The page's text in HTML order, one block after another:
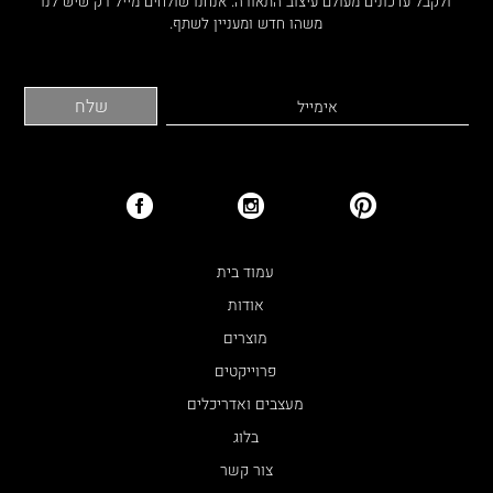
משהו חדש ומעניין לשתף.
עמוד בית
אודות
מוצרים
פרוייקטים
מעצבים ואדריכלים
בלוג
צור קשר